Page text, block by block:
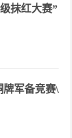
抹红大赛”
军备竞赛\"